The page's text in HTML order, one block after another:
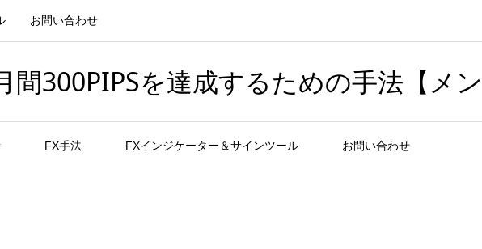
お問い合わせ
300PIPSを達成するための手法【メン
FX手法 FXインジケーター＆サインツール お問い合わせ